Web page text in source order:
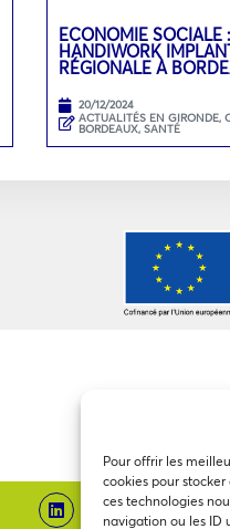
Pour offrir les
cookies pour
ces technologies
navigation ou les ID
ECONOMIE SOCIALE :
HANDIWORK
RÉGIONALE À
20/12/2024
ACTUALITÉS EN GIRONDE,
BORDEAUX, SANTÉ